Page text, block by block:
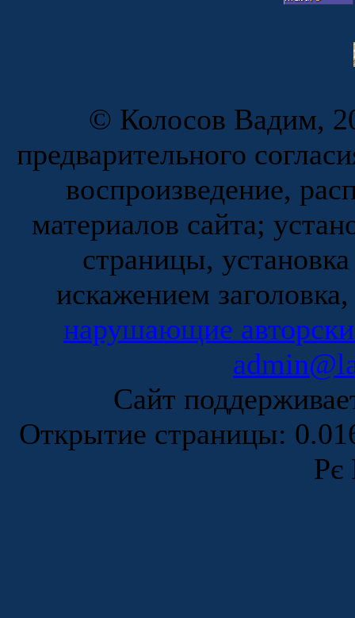
© Колосов Вадим,
предварительного
воспроизведение,
материалов сайта;
страницы,
искажением
нарушающие
Сайт
Открытие страницы:
Рє